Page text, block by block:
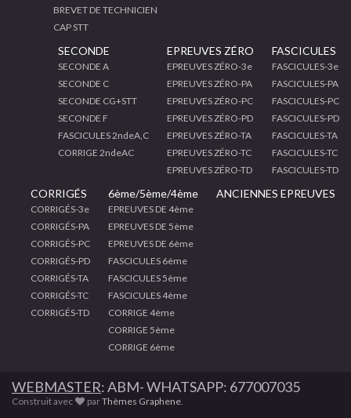
BREVET DE TECHNICIEN
CAP STT
SECONDE
SECONDE A
SECONDE C
SECONDE CG+STT
SECONDE F
FASCICULES 2ndeA,C
CORRIGE 2ndeAC
EPREUVES ZÉRO
EPREUVES ZÉRO-3e
EPREUVES ZÉRO-PA
EPREUVES ZÉRO-PC
EPREUVES ZÉRO-PD
EPREUVES ZÉRO-TA
EPREUVES ZÉRO-TC
EPREUVES ZÉRO-TD
FASCICULES
FASCICULES-3e
FASCICULES-PA
FASCICULES-PC
FASCICULES-PD
FASCICULES-TA
FASCICULES-TC
FASCICULES-TD
CORRIGÉS
CORRIGÉS-3e
CORRIGÉS-PA
CORRIGÉS-PC
CORRIGÉS-PD
CORRIGÉS-TA
CORRIGÉS-TC
CORRIGÉS-TD
6ème/5ème/4ème
EPREUVES DE 4ème
EPREUVES DE 5ème
EPREUVES DE 6ème
FASCICULES 6ème
FASCICULES 5ème
FASCICULES 4ème
CORRIGE 4ème
CORRIGE 5ème
CORRIGE 6ème
ANCIENNES EPREUVES
WEBMASTER: ABM- WHATSAPP: 677007035
Construit avec parThèmes Graphene.